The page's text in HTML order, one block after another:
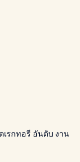
รกทอรี อันดับ งาน